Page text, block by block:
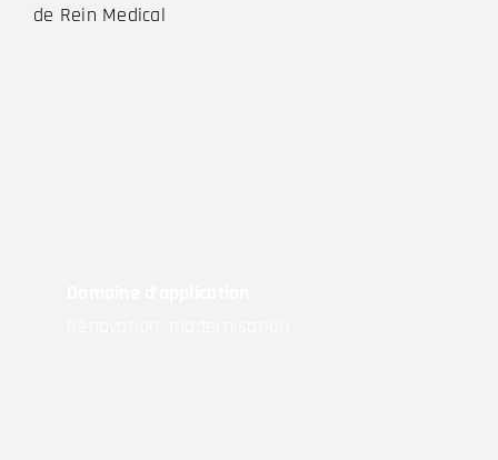
de Rein Medical